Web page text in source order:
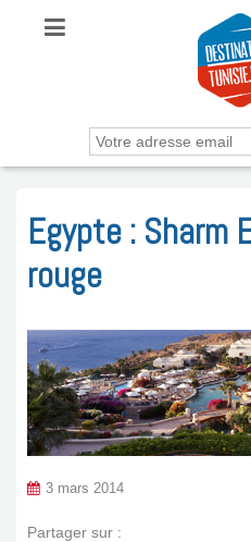
Egypte : Sharm
rouge
3 mars 2014
Partager sur :